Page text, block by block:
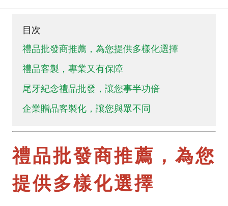
禮品供應商
禮品公司
目次
禮品批發商推薦，為您提供多樣化選擇
禮品客製，專業又有保障
尾牙紀念禮品批發，讓您事半功倍
企業贈品客製化，讓您與眾不同
禮品批發商推薦，為您
提供多樣化選擇